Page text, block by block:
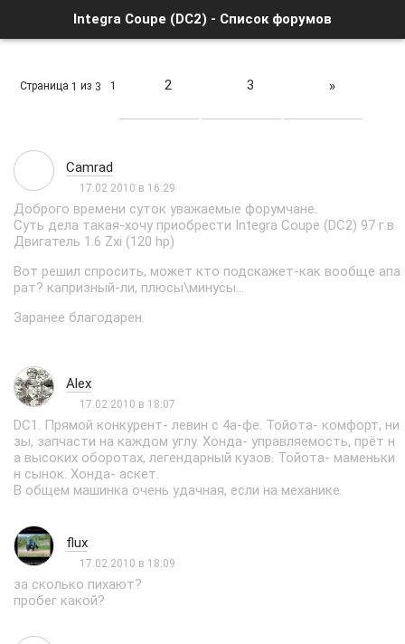
Integra Coupe (DC2) - Список форумов
Страница 1 из 3 1 2 3 »
Camrad
17.02.2010 в 16:29
Доброго времени суток уважаемые форумчане.
Суть дела такая-хочу приобрести Integra Coupe (DC2) 97 г.в
Двигатель 1.6 Zxi (120 hp)
Вот решил спросить, может кто подскажет-как вообще апа
рат? капризный-ли, плюсы\минусы...
Заранее благодарен.
Alex
17.02.2010 в 18:07
DC1. Прямой конкурент- левин с 4а-фе. Тойота- комфорт, ни
зы, запчасти на каждом углу. Хонда- управляемость, прёт н
а высоких оборотах, легендарный кузов. Тойота- маменьки
н сынок. Хонда- аскет.
В общем машинка очень удачная, если на механике.
flux
17.02.2010 в 18:09
за сколько пихают?
пробег какой?